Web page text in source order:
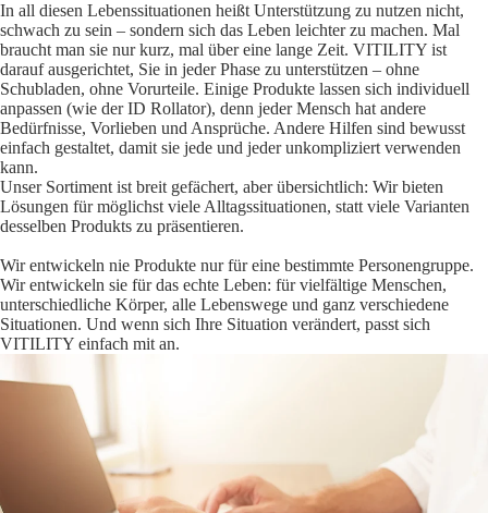
In all diesen Lebenssituationen heißt Unterstützung zu nutzen nicht,
schwach zu sein – sondern sich das Leben leichter zu machen. Mal
braucht man sie nur kurz, mal über eine lange Zeit. VITILITY ist
darauf ausgerichtet, Sie in jeder Phase zu unterstützen – ohne
Schubladen, ohne Vorurteile. Einige Produkte lassen sich individuell
anpassen (wie der ID Rollator), denn jeder Mensch hat andere
Bedürfnisse, Vorlieben und Ansprüche. Andere Hilfen sind bewusst
einfach gestaltet, damit sie jede und jeder unkompliziert verwenden
kann.
Unser Sortiment ist breit gefächert, aber übersichtlich: Wir bieten
Lösungen für möglichst viele Alltagssituationen, statt viele Varianten
desselben Produkts zu präsentieren.
Wir entwickeln nie Produkte nur für eine bestimmte Personengruppe.
Wir entwickeln sie für das echte Leben: für vielfältige Menschen,
unterschiedliche Körper, alle Lebenswege und ganz verschiedene
Situationen. Und wenn sich Ihre Situation verändert, passt sich
VITILITY einfach mit an.